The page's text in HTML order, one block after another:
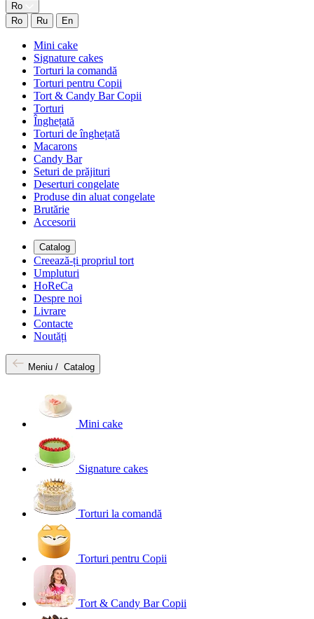
Ro
Ro
Ru En
Mini cake
Signature cakes
Torturi la comandă
Torturi pentru Copii
Tort & Candy Bar Copii
Torturi
Înghețată
Torturi de înghețată
Macarons
Candy Bar
Seturi de prăjituri
Deserturi congelate
Produse din aluat congelate
Brutărie
Accesorii
Catalog
Creează-ți propriul tort
Umpluturi
HoReCa
Despre noi
Livrare
Contacte
Noutăți
Meniu / Catalog
Mini cake
Signature cakes
Torturi la comandă
Torturi pentru Copii
Tort & Candy Bar Copii